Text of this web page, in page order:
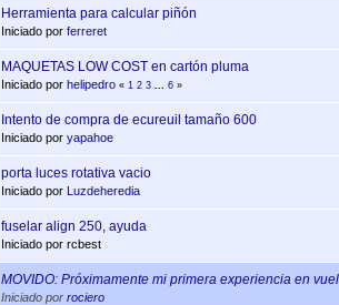
Herramienta para calcular piñón
Iniciado por ferreret
MAQUETAS LOW COST en cartón pluma
Iniciado por helipedro « 1 2 3 6 »
Intento de compra de ecureuil tamaño 600
Iniciado por yapahoe
porta luces rotativa vacio
Iniciado por Luzdeheredia
fuselar align 250, ayuda
Iniciado por rcbest
MOVIDO: Próximamente mi primera experiencia en
Iniciado por rociero